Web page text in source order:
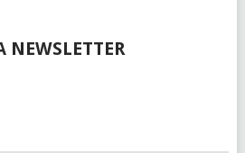
NEWSLETTER